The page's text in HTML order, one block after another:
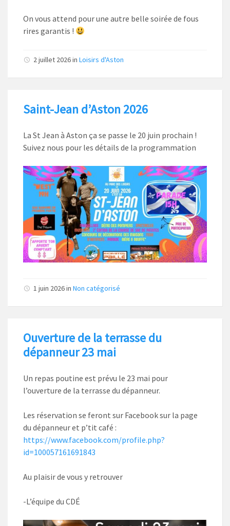
On vous attend pour une autre belle soirée de fous
rires garantis !
2 juillet 2026in Loisirs d'Aston
Saint-Jean d’Aston 2026
La St Jean à Aston ça se passe le 20 juin prochain !
Suivez nous pour les détails de la programmation
1 juin 2026in Non catégorisé
Ouverture de la terrasse du
dépanneur 23 mai
Un repas poutine est prévu le 23 mai pour
l’ouverture de la terrasse du dépanneur.
Les réservation se feront sur Facebook sur la page
du dépanneur et p’tit café :
https://www.facebook.com/profile.php?
id=100057161691843
Au plaisir de vous y retrouver
-L’équipe du CDÉ